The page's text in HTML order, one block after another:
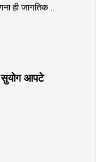
ही जागतिक ..
सुयोग आपटे